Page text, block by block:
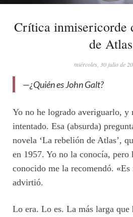
Crítica inmisericorde
de
miércoles, 30 julio de
—¿Quién es John Galt?
Yo no he logrado averiguarlo, y
intentado. Esa (absurda)
novela ‘La rebelión de Atlas’,
en 1957. Yo no la conocía, pero
conocido me la recomendó.
advirtió.
Lo era. Lo es. La más larga que